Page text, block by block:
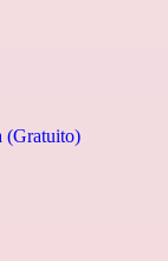
(Gratuito)